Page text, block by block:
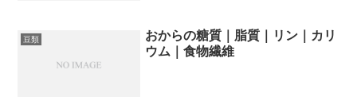
豆類
おからの糖質｜脂質｜リン｜カリ
ウム｜食物繊維